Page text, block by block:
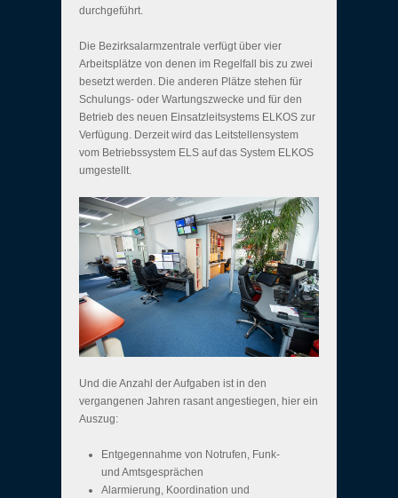
durchgeführt.
Die Bezirksalarmzentrale verfügt über vier
Arbeitsplätze von denen im Regelfall bis zu zwei
besetzt werden. Die anderen Plätze stehen für
Schulungs- oder Wartungszwecke und für den
Betrieb des neuen Einsatzleitsystems ELKOS zur
Verfügung. Derzeit wird das Leitstellensystem
vom Betriebssystem ELS auf das System ELKOS
umgestellt.
Und die Anzahl der Aufgaben ist in den
vergangenen Jahren rasant angestiegen, hier ein
Auszug:
Entgegennahme von Notrufen, Funk-
und Amtsgesprächen
Alarmierung, Koordination und